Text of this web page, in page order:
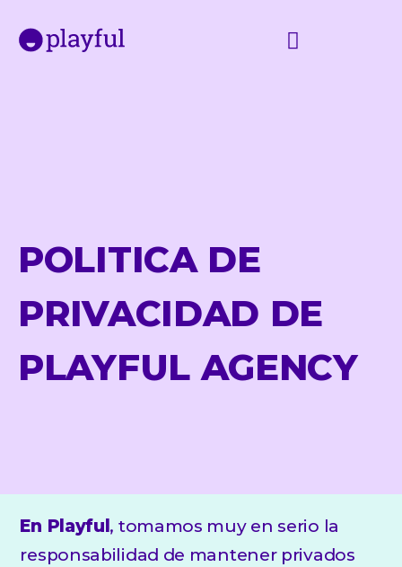
POLITICA DE
PRIVACIDAD DE
PLAYFUL AGENCY
En Playful , tomamos muy en serio la
responsabilidad de mantener privados